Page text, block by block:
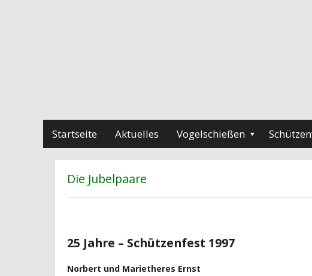
Startseite Aktuelles Vogelschießen
Die Jubelpaare
25 Jahre – Schützenfest 1997
Norbert und Marietheres Ernst